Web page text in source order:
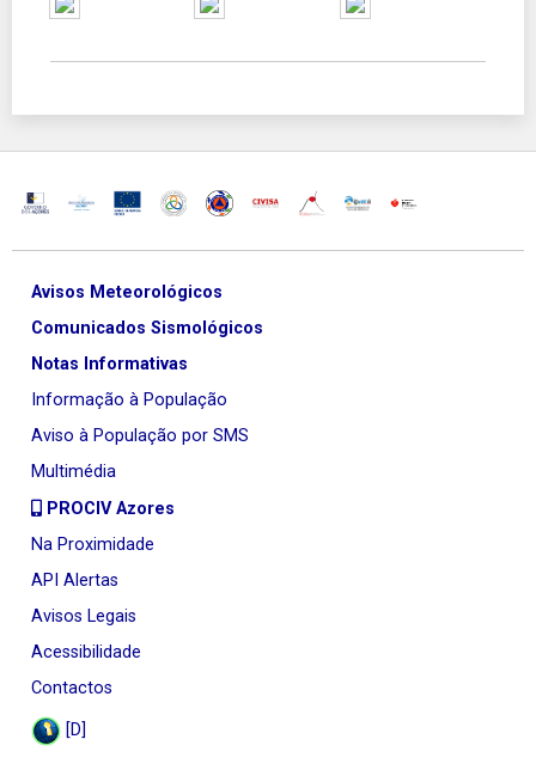
Avisos Meteorológicos
Comunicados Sismológicos
Notas Informativas
Informação à População
Aviso à População por SMS
Multimédia
PROCIV Azores
Na Proximidade
API Alertas
Avisos Legais
Acessibilidade
Contactos
[D]